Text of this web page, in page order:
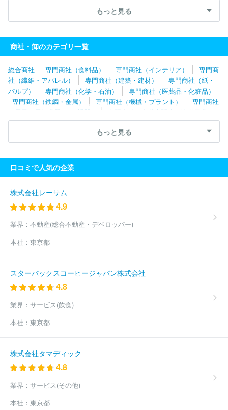
株式会社佐渡島 豊通マテリアル株式会社
トース
テ株式会社
式会社
もっと見る
商社・卸のカテゴリ一覧
総合商社 専門商社（食料品） 専門商社（インテリア）
専門商
社（繊維・アパレル）
専門商社（建築・建材）
専門商社（紙・
パルプ）
専門商社（化学・石油）
専門商社（医薬品・化粧品）
専門商社（鉄鋼・金属）
専門商社（機械・プラント）
専門商社
（電子・電気機器・OA機器）
専門商社（自動車関連・輸送用機
器）
専門商社（医療機器）
専門商社（文具・事務用品・日用
専門商社（スポーツ・レジャー用品） 専門商社（その他）
もっと見る
口コミで人気の企業
株式会社レーサム
4.9
業界： 不動産(総合不動産・デベロッパー)
本社： 東京都
スターバックスコーヒージャパン株式会社
4.8
業界： サービス(飲食)
本社： 東京都
株式会社タマディック
4.8
業界： サービス(その他)
本社： 東京都